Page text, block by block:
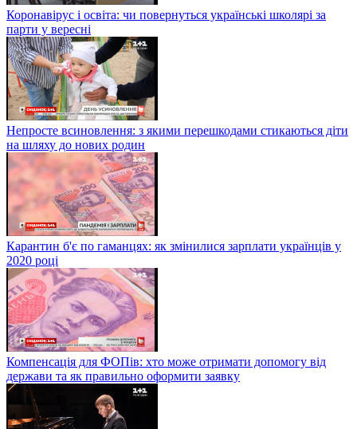
Коронавірус і освіта: чи повернуться українські школярі за
парти у вересні
Непросте всиновлення: з якими перешкодами стикаються діти
на шляху до нових родин
Карантин б'є по гаманцях: як змінилися зарплати українців у
2020 році
Компенсація для ФОПів: хто може отримати допомогу від
держави та як правильно оформити заявку